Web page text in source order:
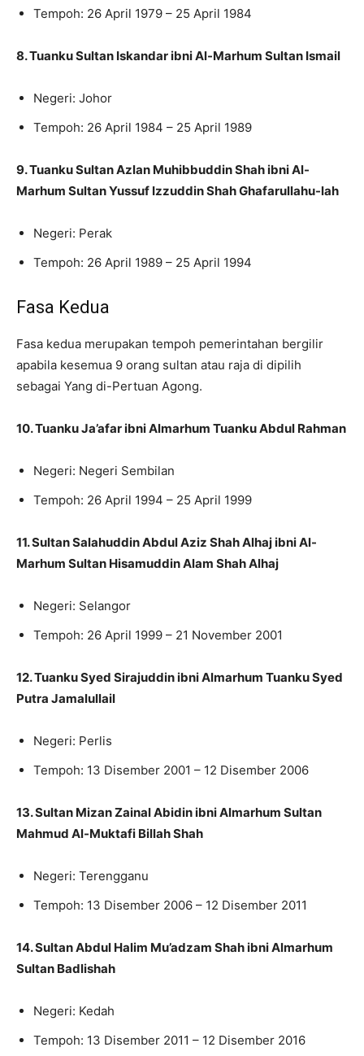
Tempoh: 26 April 1979 – 25 April 1984
8. Tuanku Sultan Iskandar ibni Al-Marhum Sultan Ismail
Negeri: Johor
Tempoh: 26 April 1984 – 25 April 1989
9. Tuanku Sultan Azlan Muhibbuddin Shah ibni Al-
Marhum Sultan Yussuf Izzuddin Shah Ghafarullahu-lah
Negeri: Perak
Tempoh: 26 April 1989 – 25 April 1994
Fasa Kedua
Fasa kedua merupakan tempoh pemerintahan bergilir
apabila kesemua 9 orang sultan atau raja di dipilih
sebagai Yang di-Pertuan Agong.
10. Tuanku Ja’afar ibni Almarhum Tuanku Abdul Rahman
Negeri: Negeri Sembilan
Tempoh: 26 April 1994 – 25 April 1999
11. Sultan Salahuddin Abdul Aziz Shah Alhaj ibni Al-
Marhum Sultan Hisamuddin Alam Shah Alhaj
Negeri: Selangor
Tempoh: 26 April 1999 – 21 November 2001
12. Tuanku Syed Sirajuddin ibni Almarhum Tuanku Syed
Putra Jamalullail
Negeri: Perlis
Tempoh: 13 Disember 2001 – 12 Disember 2006
13. Sultan Mizan Zainal Abidin ibni Almarhum Sultan
Mahmud Al-Muktafi Billah Shah
Negeri: Terengganu
Tempoh: 13 Disember 2006 – 12 Disember 2011
14. Sultan Abdul Halim Mu’adzam Shah ibni Almarhum
Sultan Badlishah
Negeri: Kedah
Tempoh: 13 Disember 2011 – 12 Disember 2016